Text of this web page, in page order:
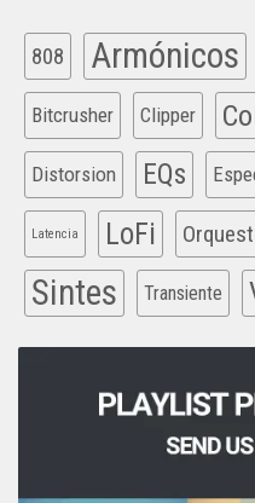
808 Armónicos
Bitcrusher Clipper
Distorsion EQs
Latencia LoFi
Sintes Transiente